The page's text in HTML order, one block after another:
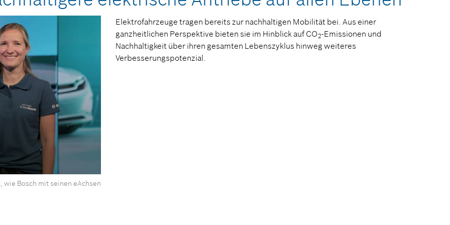
wie Bosch mit seinen eAchsen
Elektrofahrzeuge tragen bereits zur nachhaltigen Mobilität bei. Aus einer
ganzheitlichen Perspektive bieten sie im Hinblick auf CO2-Emissionen und
Nachhaltigkeit über ihren gesamten Lebenszyklus hinweg weiteres
Verbesserungspotenzial.